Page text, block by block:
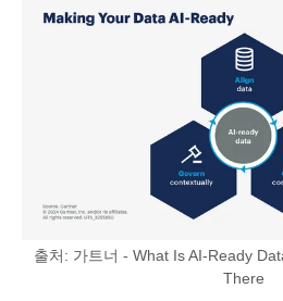
출처: 가트너 - What Is AI-Ready
There